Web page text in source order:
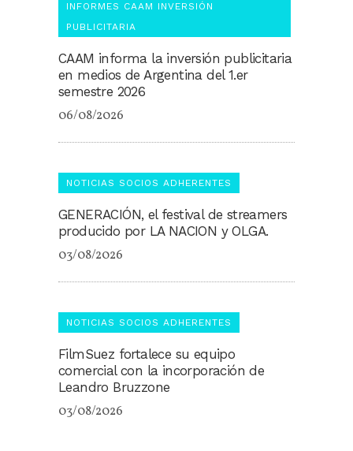
INFORMES CAAM INVERSIÓN
PUBLICITARIA
CAAM informa la inversión publicitaria
en medios de Argentina del 1.er
semestre 2026
06/08/2026
NOTICIAS SOCIOS ADHERENTES
GENERACIÓN, el festival de streamers
producido por LA NACION y OLGA.
03/08/2026
NOTICIAS SOCIOS ADHERENTES
FilmSuez fortalece su equipo
comercial con la incorporación de
Leandro Bruzzone
03/08/2026